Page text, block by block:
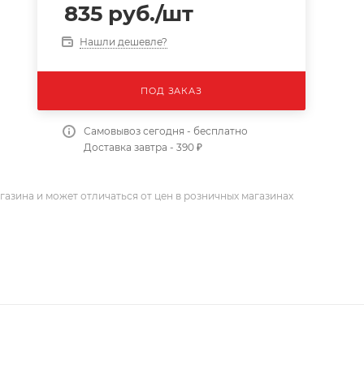
835 руб./шт
Нашли дешевле?
ПОД ЗАКАЗ
Самовывоз сегодня - бесплатно
Доставка завтра - 390 ₽
и может отличаться от цен в розничных магазинах